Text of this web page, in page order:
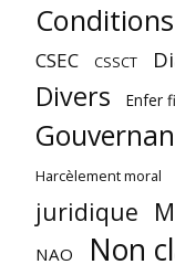
CSEC CSSCT
Divers Enfer
Harcèlement moral
juridique
NAO Non